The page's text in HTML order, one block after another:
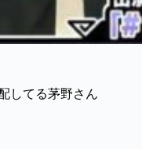
してる茅野さん